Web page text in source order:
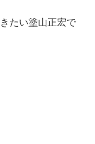
たい塗山正宏で